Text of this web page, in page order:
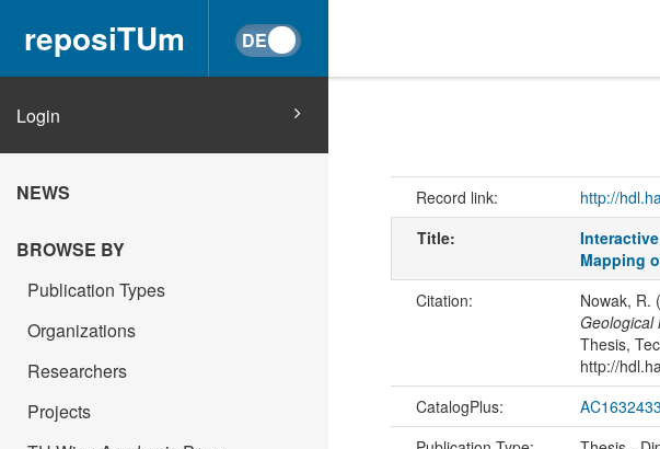
reposiTUm
Login
NEWS
BROWSE BY
Publication Types
Organizations
Researchers
Projects
Record link: http://
Title:
Mapping
Citation: Nowak, R.
Geological
Thesis,
http://
CatalogPlus: